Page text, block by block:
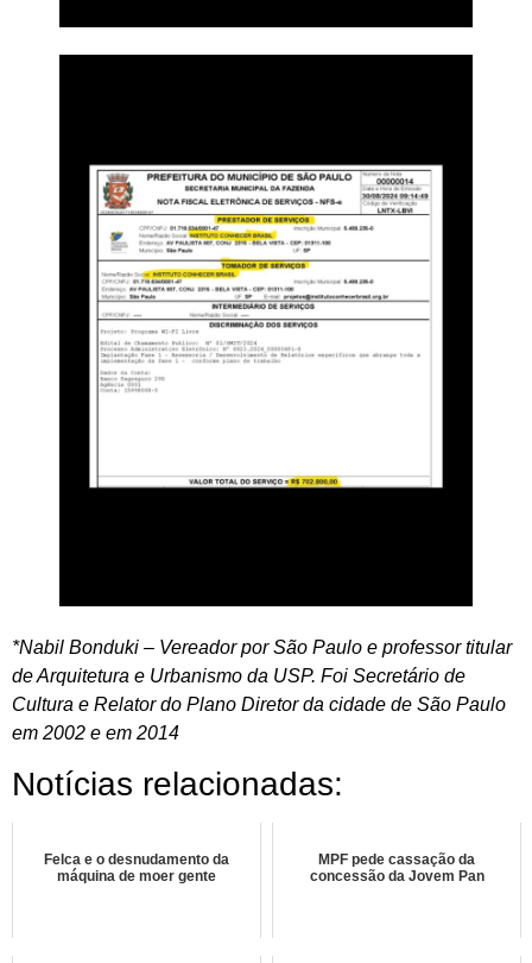
*Nabil Bonduki – Vereador por São Paulo e professor titular
de Arquitetura e Urbanismo da USP. Foi Secretário de
Cultura e Relator do Plano Diretor da cidade de São Paulo
em 2002 e em 2014
Notícias relacionadas:
Felca e o desnudamento da
máquina de moer gente
MPF pede cassação da
concessão da Jovem Pan